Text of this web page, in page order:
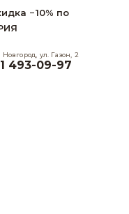
−10% по
ул. Газон, 2
493-09-97